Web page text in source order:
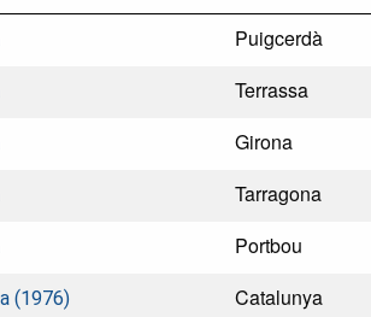
Puigcerdà
Terrassa
Girona
Tarragona
Portbou
(1976) Catalunya